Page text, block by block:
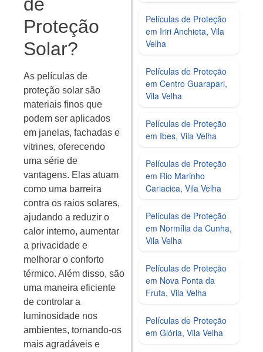
Proteção
Solar?
As películas de
proteção solar são
materiais finos que
podem ser aplicados
em janelas, fachadas e
vitrines, oferecendo
uma série de
vantagens. Elas atuam
como uma barreira
contra os raios solares,
ajudando a reduzir o
calor interno, aumentar
a privacidade e
melhorar o conforto
térmico. Além disso, são
uma maneira eficiente
de controlar a
luminosidade nos
ambientes, tornando-os
mais agradáveis e
Películas de Proteção
em Iriri Anchieta, Vila
Velha
Películas de Proteção
em Centro Guarapari,
Vila Velha
Películas de Proteção
em Ibes, Vila Velha
Películas de Proteção
em Rio Marinho
Cariacica, Vila Velha
Películas de Proteção
em Normília da Cunha,
Vila Velha
Películas de Proteção
em Nova Ponta da
Fruta, Vila Velha
Películas de Proteção
em Glória, Vila Velha